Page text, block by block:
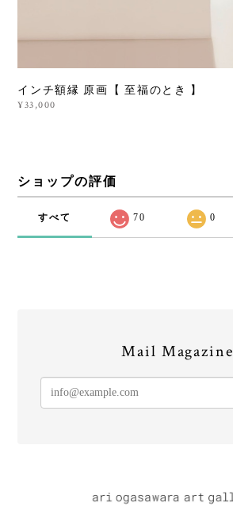
インチ額縁 原画【 至福のとき 】
¥33,000
ショップの評価
すべて 70 0
Mail Magazine